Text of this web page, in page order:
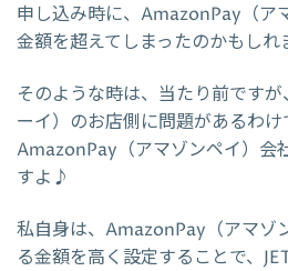
申し込み時に、AmazonPay（ア
金額を超えてしまったのかもし
そのような時は、当たり前です
ーイ）のお店側に問題があるわけ
AmazonPay（アマゾンペイ）会
すよ♪
私自身は、AmazonPay（アマゾ
る金額を高く設定することで、